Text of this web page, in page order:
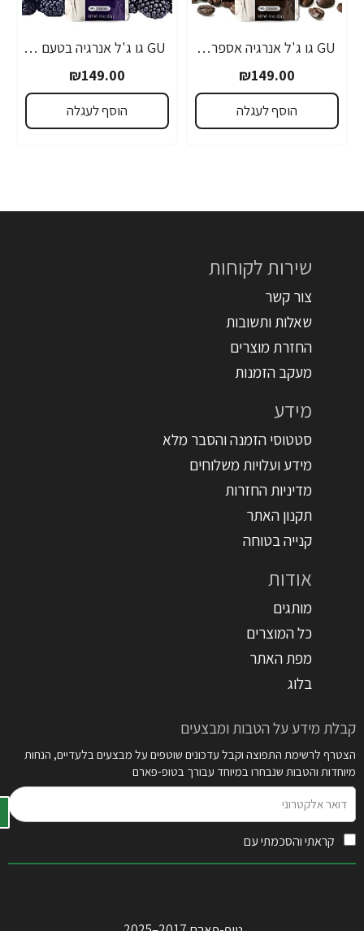
GU גו ג'ל אנרגיה אספרסו 32 גרם - 24 יחידות
₪149.00
הוסף לעגלה
GU גו ג'ל אנרגיה בטעם פטל שחור 32 גרם - 24 יחידות
₪149.00
הוסף לעגלה
שירות לקוחות
צור קשר
שאלות ותשובות
החזרת מוצרים
מעקב הזמנות
מידע
סטטוסי הזמנה והסבר מלא
מידע ועלויות משלוחים
מדיניות החזרות
תקנון האתר
קנייה בטוחה
אודות
מותגים
כל המוצרים
מפת האתר
בלוג
קבלת מידע על הטבות ומבצעים
הצטרף לרשימת התפוצה וקבל עדכונים שוטפים על מבצעים בלעדיים, הנחות
מיוחדות והטבות שנבחרו במיוחד עבורך בטופ-פארם
אלקטרוני
קראתי והסכמתי עם